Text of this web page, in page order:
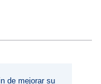
de mejorar su